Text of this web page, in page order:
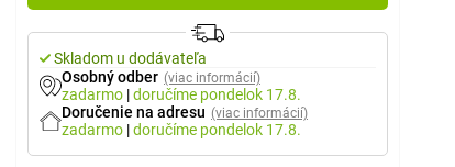
Skladom u dodávateľa
Osobný odber (viac informácií)
zadarmo |doručíme pondelok 17.8.
Doručenie na adresu (viac informácií)
zadarmo |doručíme pondelok 17.8.